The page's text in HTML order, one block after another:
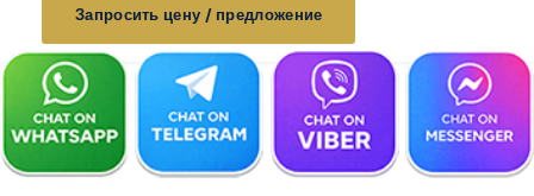
Запросить цену / предложение